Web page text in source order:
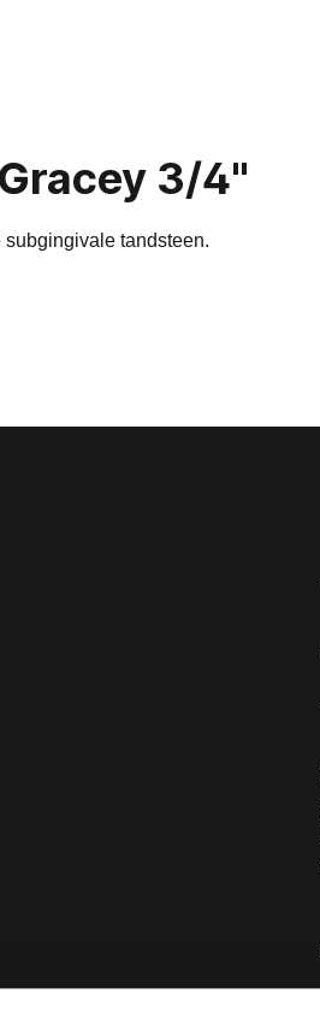
3/4"
tandsteen.